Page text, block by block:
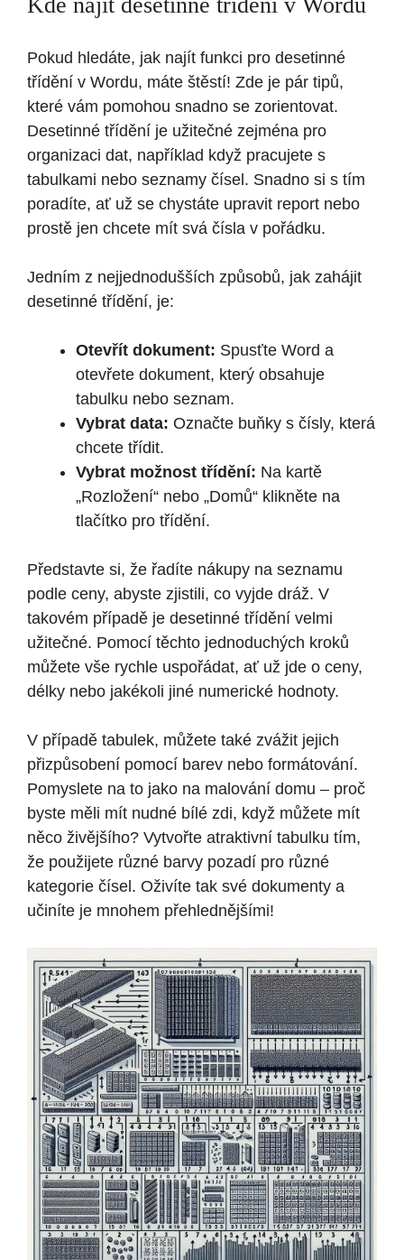
Pokud hledáte, jak najít funkci pro desetinné
třídění v Wordu, máte štěstí! Zde je pár tipů,
které vám pomohou snadno se zorientovat.
Desetinné třídění je užitečné zejména pro
organizaci dat, například když pracujete s
tabulkami nebo seznamy čísel. Snadno si s tím
poradíte, ať už se chystáte upravit report nebo
prostě jen chcete mít svá čísla v pořádku.
Jedním z nejjednodušších způsobů, jak zahájit
desetinné třídění, je:
Otevřít dokument: Spusťte Word a
otevřete dokument, který obsahuje
tabulku nebo seznam.
Vybrat data: Označte buňky s čísly, která
chcete třídit.
Vybrat možnost třídění: Na kartě
„Rozložení“ nebo „Domů“ klikněte na
tlačítko pro třídění.
Představte si, že řadíte nákupy na seznamu
podle ceny, abyste zjistili, co vyjde dráž. V
takovém případě je desetinné třídění velmi
užitečné. Pomocí těchto jednoduchých kroků
můžete vše rychle uspořádat, ať už jde o ceny,
délky nebo jakékoli jiné numerické hodnoty.
V případě tabulek, můžete také zvážit jejich
přizpůsobení pomocí barev nebo formátování.
Pomyslete na to jako na malování domu – proč
byste měli mít nudné bílé zdi, když můžete mít
něco živějšího? Vytvořte atraktivní tabulku tím,
že použijete různé barvy pozadí pro různé
kategorie čísel. Oživíte tak své dokumenty a
učiníte je mnohem přehlednějšími!